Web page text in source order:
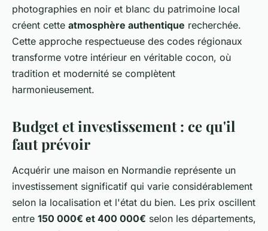
photographies en noir et blanc du patrimoine local
créent cette atmosphère authentique recherchée.
Cette approche respectueuse des codes régionaux
transforme votre intérieur en véritable cocon, où
tradition et modernité se complètent
harmonieusement.
Budget et investissement : ce qu'il
faut prévoir
Acquérir une maison en Normandie représente un
investissement significatif qui varie considérablement
selon la localisation et l'état du bien. Les prix oscillent
entre 150 000€ et 400 000€ selon les départements,